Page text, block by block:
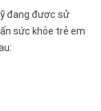
đang được sử
sức khỏe trẻ em